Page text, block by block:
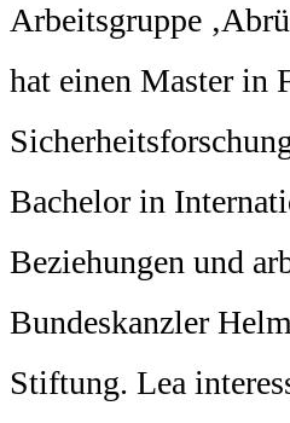
Arbeitsgruppe
hat einen Master in
Bachelor in
Beziehungen und
Bundeskanzler
Stiftung. Lea